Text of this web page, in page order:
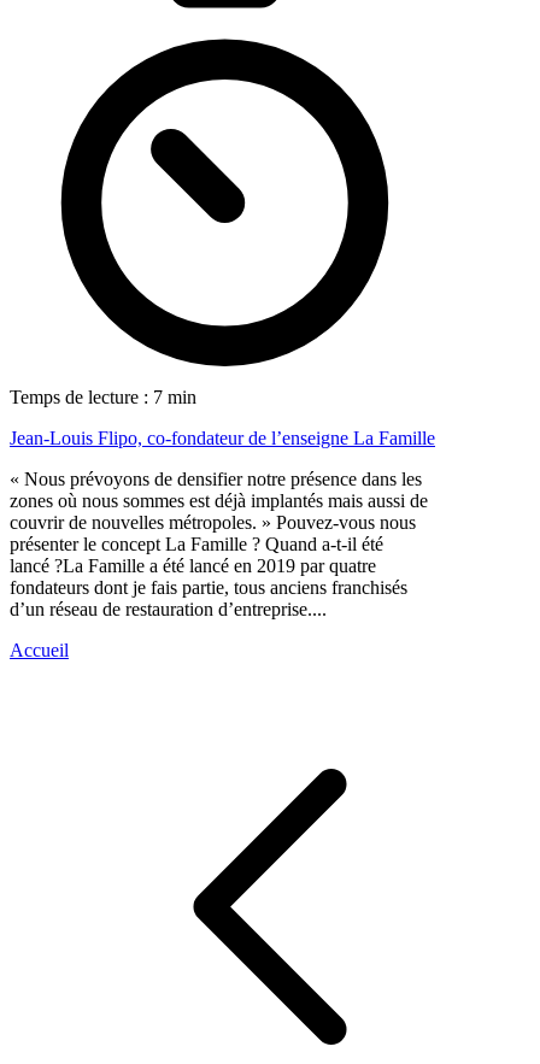
Temps de lecture : 7 min
Jean-Louis Flipo, co-fondateur de l’enseigne La Famille
« Nous prévoyons de densifier notre présence dans les
zones où nous sommes est déjà implantés mais aussi de
couvrir de nouvelles métropoles. » Pouvez-vous nous
présenter le concept La Famille ? Quand a-t-il été
lancé ?La Famille a été lancé en 2019 par quatre
fondateurs dont je fais partie, tous anciens franchisés
d’un réseau de restauration d’entreprise....
Accueil